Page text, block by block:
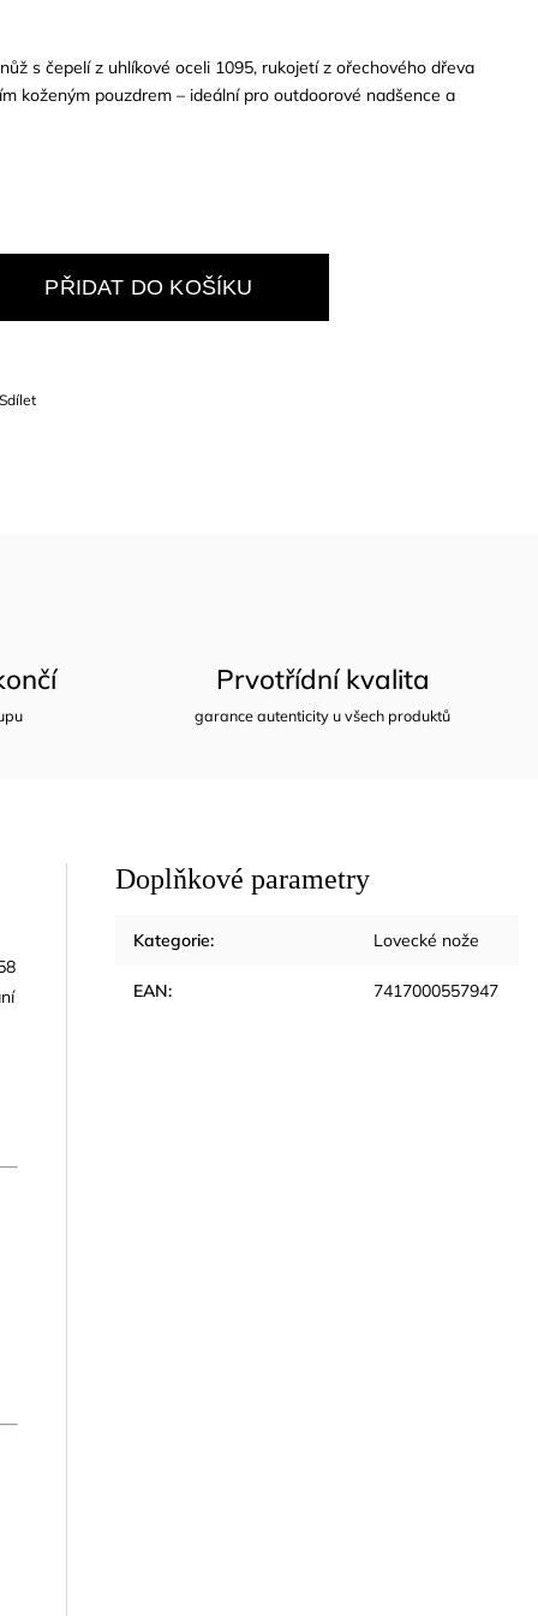
s čepelí z uhlíkové oceli 1095, rukojetí z ořechového dřeva
koženým pouzdrem – ideální pro outdoorové nadšence a
PŘIDAT DO KOŠÍKU
Sdílet
Prvotřídní kvalita
garance autenticity u všech produktů
Doplňkové parametry
Kategorie: Lovecké nože
EAN: 7417000557947